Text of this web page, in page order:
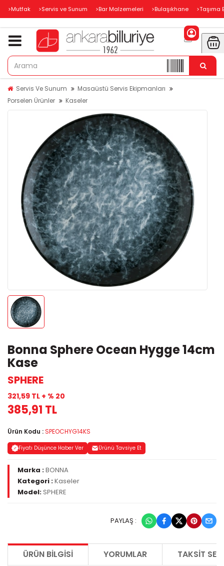
>Mutfak >Servis ve Sunum >Bar Malzemeleri >Bulaşıkhane >Taşıma
Servis Ve Sunum
Masaüstü Servis Ekipmanları
Porselen Ürünler
Kaseler
Bonna Sphere Ocean Hygge 14cm
Kase
SPHERE
321,59 TL + % 20
385,91 TL
Ürün Kodu :SPEOCHYG14KS
Fiyatı Düşünce Haber Ver Ürünü Tavsiye Et
Marka :BONNA
Kategori :Kaseler
Model:SPHERE
PAYLAŞ :
ÜRÜN BILGISI YORUMLAR TAKSIT